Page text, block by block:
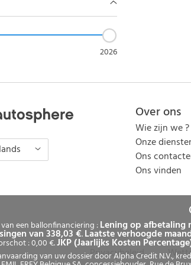
2026
een ballonfinanciering :Lening op afbetaling
van 338,03 €.Laatste verhoogde
: 0,00 €.JKP (Jaarlijks Kosten
van uw dossier door Alpha Credit N.V.,
Over ons
Wie zijn we ?
Onze
Ons
Ons vinden
Privacybeleid